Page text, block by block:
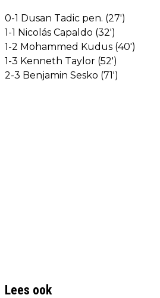
0-1 Dusan Tadic pen. (27')
1-1 Nicolás Capaldo (32')
1-2 Mohammed Kudus (40')
1-3 Kenneth Taylor (52')
2-3 Benjamin Sesko (71')
Lees ook